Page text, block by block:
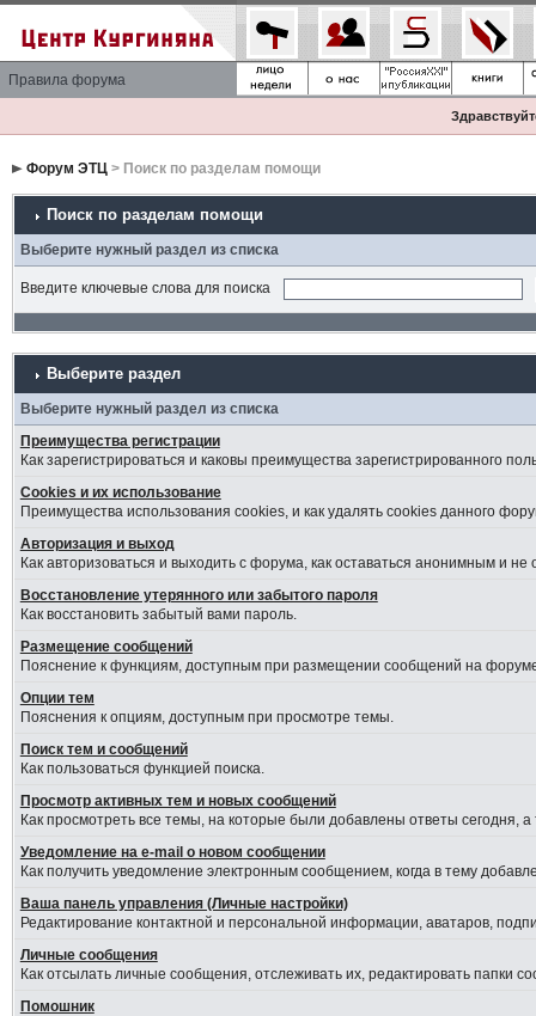
Правила форума
Форум ЭТЦ> Поиск по разделам помощи
Поиск по разделам помощи
Выберите нужный раздел из списка
Введите ключевые слова для поиска
Выберите раздел
Выберите нужный раздел из списка
Преимущества регистрации
Как зарегистрироваться и каковы преимущества зарегистрированного
Cookies и их использование
Преимущества использования cookies, и как удалять cookies данного
Авторизация и выход
Как авторизоваться и выходить с форума, как оставаться анонимным и
Восстановление утерянного или забытого пароля
Как восстановить забытый вами пароль.
Размещение сообщений
Пояснение к функциям, доступным при размещении сообщений на
Опции тем
Пояснения к опциям, доступным при просмотре темы.
Поиск тем и сообщений
Как пользоваться функцией поиска.
Просмотр активных тем и новых сообщений
Как просмотреть все темы, на которые были добавлены ответы сегодня,
Уведомление на е-mail о новом сообщении
Как получить уведомление электронным сообщением, когда в тему
Ваша панель управления (Личные настройки)
Редактирование контактной и персональной информации, аватаров,
Личные сообщения
Как отсылать личные сообщения, отслеживать их, редактировать папки
Помошник